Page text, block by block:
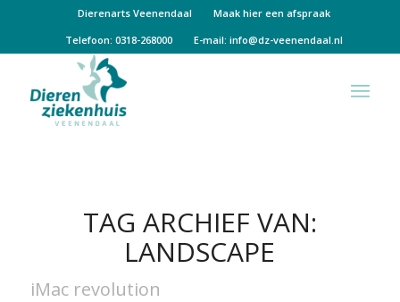
Dierenarts Veenendaal
Maak hier een afspraak
Telefoon: 0318-268000
E-mail:info@dz-veenendaal.nl
TAG ARCHIEF VAN:
LANDSCAPE
iMac revolution